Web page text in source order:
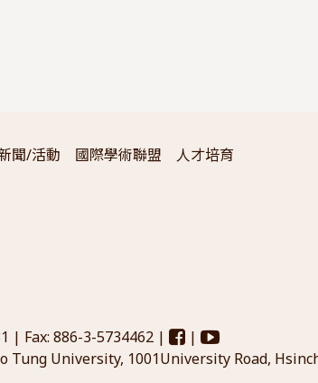
聞/活動 國際學術聯盟 人才培育
| Fax: 886-3-5734462 |
|
Tung University, 1001University Road,